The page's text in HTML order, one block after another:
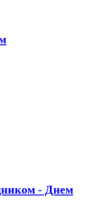
- Днем